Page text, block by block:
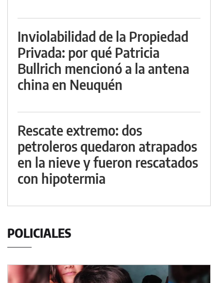
Inviolabilidad de la Propiedad
Privada: por qué Patricia
Bullrich mencionó a la antena
china en Neuquén
Rescate extremo: dos
petroleros quedaron atrapados
en la nieve y fueron rescatados
con hipotermia
POLICIALES